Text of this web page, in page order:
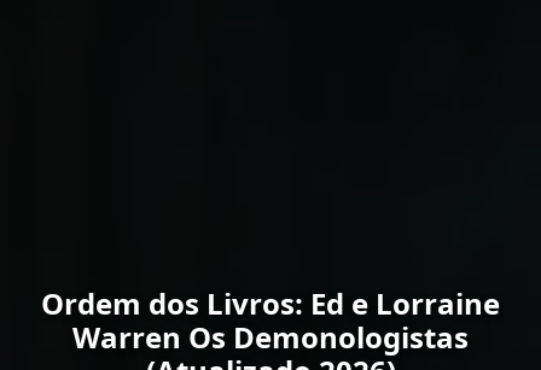
Ordem dos Livros: Ed e Lorraine
Warren Os Demonologistas